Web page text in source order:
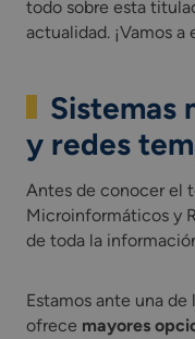
todo sobre esta
actualidad. ¡Vamos a
Sistemas
y redes
Antes de conocer el
Microinformáticos y
de toda la
Estamos ante una de
ofrece mayores